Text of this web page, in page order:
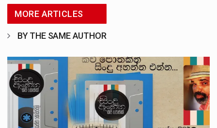
MORE ARTICLES
BY THE SAME AUTHOR